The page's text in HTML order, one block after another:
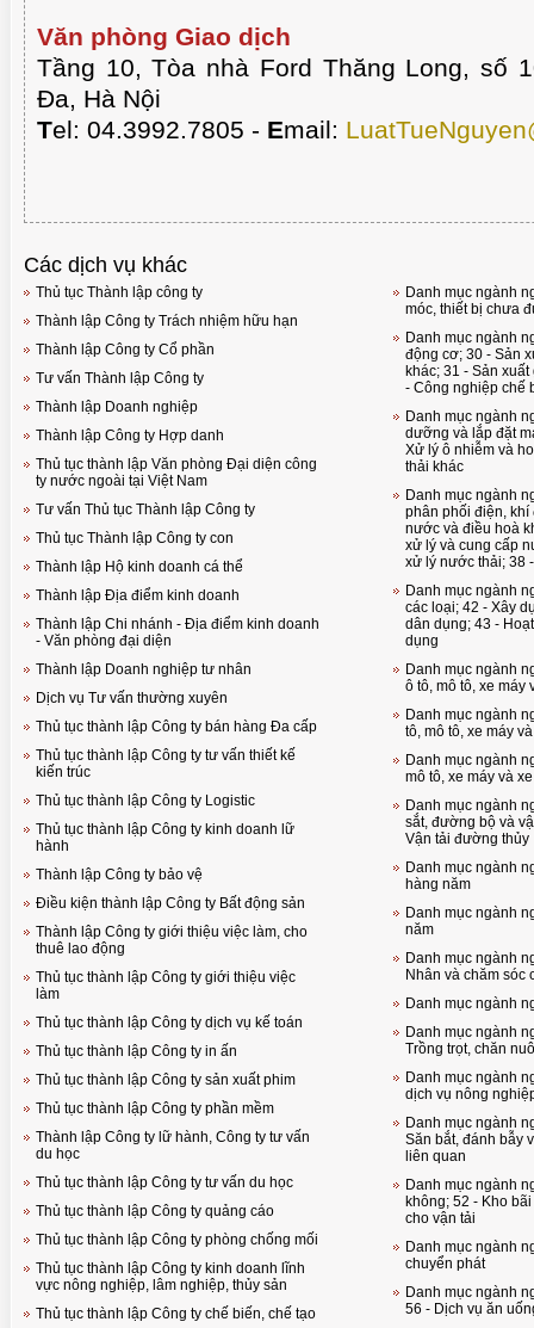
Văn phòng Giao dịch
Tầng 10, Tòa nhà Ford Thăng Long, số
Đa, Hà Nội
Tel: 04.3992.7805 - Email:
Các dịch vụ khác
Thủ tục Thành lập công ty
Thành lập Công ty Trách nhiệm hữu hạn
Thành lập Công ty Cổ phần
Tư vấn Thành lập Công ty
Thành lập Doanh nghiệp
Thành lập Công ty Hợp danh
Thủ tục thành lập Văn phòng Đại diện công
ty nước ngoài tại Việt Nam
Tư vấn Thủ tục Thành lập Công ty
Thủ tục Thành lập Công ty con
Thành lập Hộ kinh doanh cá thể
Thành lập Địa điểm kinh doanh
Thành lập Chi nhánh - Địa điểm kinh doanh
- Văn phòng đại diện
Thành lập Doanh nghiệp tư nhân
Dịch vụ Tư vấn thường xuyên
Thủ tục thành lập Công ty bán hàng Đa cấp
Thủ tục thành lập Công ty tư vấn thiết kế
kiến trúc
Thủ tục thành lập Công ty Logistic
Thủ tục thành lập Công ty kinh doanh lữ
hành
Thành lập Công ty bảo vệ
Điều kiện thành lập Công ty Bất động sản
Thành lập Công ty giới thiệu việc làm, cho
thuê lao động
Thủ tục thành lập Công ty giới thiệu việc
làm
Thủ tục thành lập Công ty dịch vụ kế toán
Thủ tục thành lập Công ty in ấn
Thủ tục thành lập Công ty sản xuất phim
Thủ tục thành lập Công ty phần mềm
Thành lập Công ty lữ hành, Công ty tư vấn
du học
Thủ tục thành lập Công ty tư vấn du học
Thủ tục thành lập Công ty quảng cáo
Thủ tục thành lập Công ty phòng chống mối
Thủ tục thành lập Công ty kinh doanh lĩnh
vực nông nghiệp, lâm nghiệp, thủy sản
Thủ tục thành lập Công ty chế biến, chế tạo
Danh mục ngành
móc, thiết bị chưa
Danh mục ngành
động cơ; 30 - Sản
khác; 31 - Sản
- Công nghiệp chế
Danh mục ngành
dưỡng và lắp đặt
Xử lý ô nhiễm và
thải khác
Danh mục ngành
phân phối điện,
nước và điều hoà
xử lý và cung cấp
xử lý nước thải; 38
Danh mục ngành
các loại; 42 - Xây dựng công trình
dân dụng; 43 -
dụng
Danh mục ngành
ô tô, mô tô, xe máy
Danh mục ngành
tô, mô tô, xe máy
Danh mục ngành
mô tô, xe máy và
Danh mục ngành
sắt, đường bộ và
Vận tải đường thủy
Danh mục ngành
hàng năm
Danh mục ngành
năm
Danh mục ngành
Nhân và chăm sóc
Danh mục ngành
Danh mục ngành
Trồng trọt, chăn
Danh mục ngành
dịch vụ nông
Danh mục ngành
Săn bắt, đánh bẫy
liên quan
Danh mục ngành
không; 52 - Kho
cho vận tải
Danh mục ngành
chuyển phát
Danh mục ngành
56 - Dịch vụ ăn